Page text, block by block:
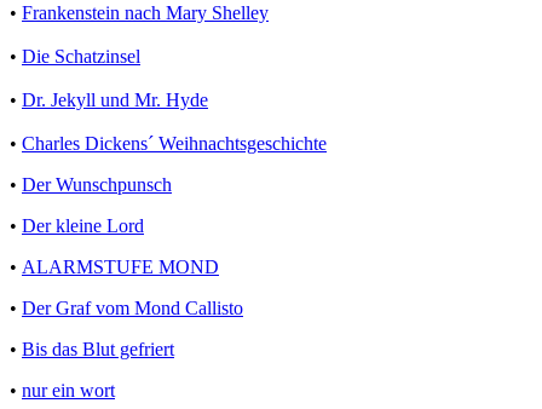
• Frankenstein nach Mary Shelley
• Die Schatzinsel
• Dr. Jekyll und Mr. Hyde
• Charles Dickens´ Weihnachtsgeschichte
• Der Wunschpunsch
• Der kleine Lord
• ALARMSTUFE MOND
• Der Graf vom Mond Callisto
• Bis das Blut gefriert
• nur ein wort